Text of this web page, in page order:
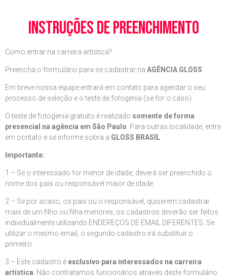
instruções de preenchimento
Como entrar na carreira artística?
Preencha o formulário para se cadastrar na AGÊNCIA GLOSS
Em breve nossa equipe entrará em contato para agendar o seu
processo de seleção e o teste de fotogenia (se for o caso).
O teste de fotogenia gratuito é realizado somente de forma
presencial na agência em São Paulo . Para outras localidade, entre
em ocntato e se informe sobra a GLOSS BRASIL
Importante:
1 – Se o interessado for menor de idade, deverá ser preenchido o
nome dos pais ou responsável maior de idade.
2 – Se por acaso, os pais ou o responsável, quiserem cadastrar
mais de um filho ou filha menores, os cadastros deverão ser feitos
individualmente utilizando ENDEREÇOS DE EMAIL DIFERENTES. Se
utilizar o mesmo email, o segundo cadastro irá substituir o
primeiro.
3 – Este cadastro é exclusivo para interessados na carreira
artística . Não contratamos funcionários através deste formulário.